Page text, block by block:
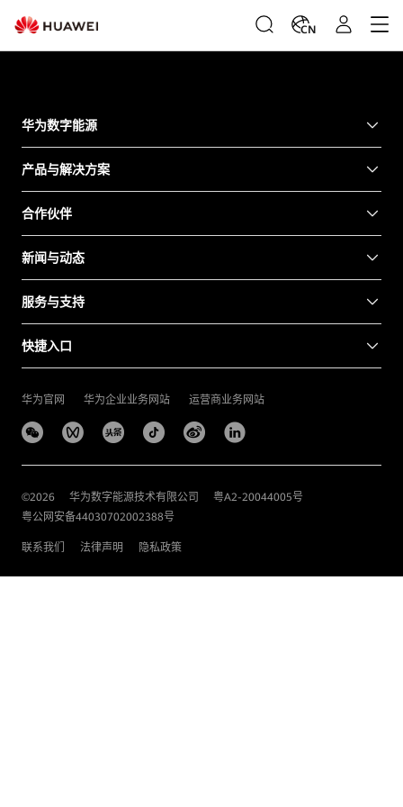
CN
华为数字能源
产品与解决方案
合作伙伴
新闻与动态
服务与支持
快捷入口
华为官网 华为企业业务网站 运营商业务网站
©2026 华为数字能源技术有限公司
粤A2-20044005号
粤公网安备44030702002388号
联系我们 法律声明 隐私政策